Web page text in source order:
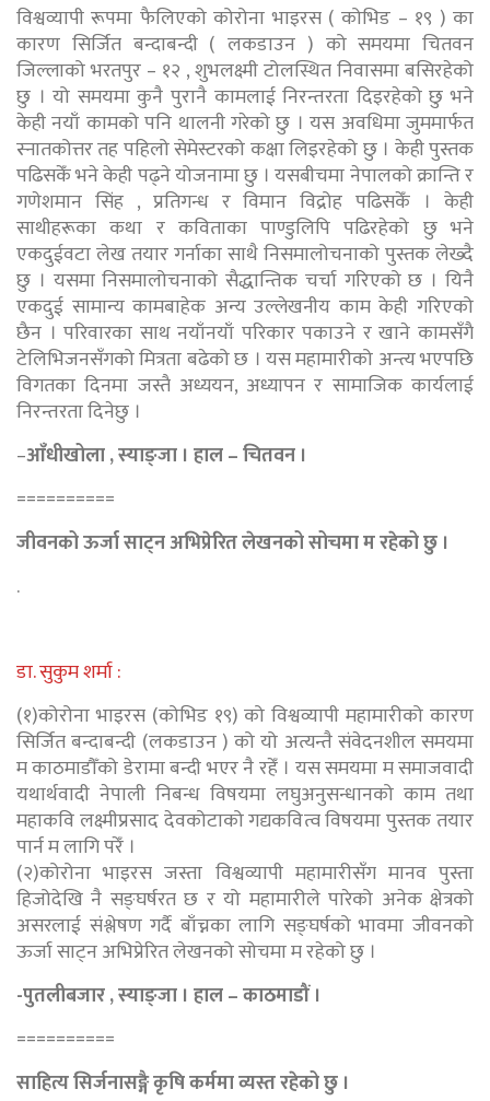
विश्वव्यापी रूपमा फैलिएको कोरोना भाइरस ( कोभिड – १९ ) का
कारण सिर्जित बन्दाबन्दी ( लकडाउन ) को समयमा चितवन
जिल्लाको भरतपुर – १२ , शुभलक्ष्मी टोलस्थित निवासमा बसिरहेको
छु । यो समयमा कुनै पुरानै कामलाई निरन्तरता दिइरहेको छु भने
केही नयाँ कामको पनि थालनी गरेको छु । यस अवधिमा जुममार्फत
स्नातकोत्तर तह पहिलो सेमेस्टरको कक्षा लिइरहेको छु । केही पुस्तक
पढिसकेँ भने केही पढ्ने योजनामा छु । यसबीचमा नेपालको क्रान्ति र
गणेशमान सिंह , प्रतिगन्ध र विमान विद्रोह पढिसकेँ । केही
साथीहरूका कथा र कविताका पाण्डुलिपि पढिरहेको छु भने
एकदुईवटा लेख तयार गर्नाका साथै निसमालोचनाको पुस्तक लेख्दै
छु । यसमा निसमालोचनाको सैद्धान्तिक चर्चा गरिएको छ । यिनै
एकदुई सामान्य कामबाहेक अन्य उल्लेखनीय काम केही गरिएको
छैन । परिवारका साथ नयाँनयाँ परिकार पकाउने र खाने कामसँगै
टेलिभिजनसँगको मित्रता बढेको छ । यस महामारीको अन्त्य भएपछि
विगतका दिनमा जस्तै अध्ययन, अध्यापन र सामाजिक कार्यलाई
निरन्तरता दिनेछु ।
–आँधीखोला , स्याङ्जा । हाल – चितवन ।
==========
जीवनको ऊर्जा साट्न अभिप्रेरित लेखनको सोचमा म रहेको छु ।
.
डा. सुकुम शर्मा :
(१)कोरोना भाइरस (कोभिड १९) को विश्वव्यापी महामारीको कारण
सिर्जित बन्दाबन्दी (लकडाउन ) को यो अत्यन्तै संवेदनशील समयमा
म काठमाडौँको डेरामा बन्दी भएर नै रहेँ । यस समयमा म समाजवादी
यथार्थवादी नेपाली निबन्ध विषयमा लघुअनुसन्धानको काम तथा
महाकवि लक्ष्मीप्रसाद देवकोटाको गद्यकवित्व विषयमा पुस्तक तयार
पार्न म लागि परेँ ।
(२)कोरोना भाइरस जस्ता विश्वव्यापी महामारीसँग मानव पुस्ता
हिजोदेखि नै सङ्घर्षरत छ र यो महामारीले पारेको अनेक क्षेत्रको
असरलाई संश्लेषण गर्दै बाँच्नका लागि सङ्घर्षको भावमा जीवनको
ऊर्जा साट्न अभिप्रेरित लेखनको सोचमा म रहेको छु ।
-पुतलीबजार , स्याङ्जा । हाल – काठमाडौं ।
==========
साहित्य सिर्जनासङ्गै कृषि कर्ममा व्यस्त रहेको छु ।